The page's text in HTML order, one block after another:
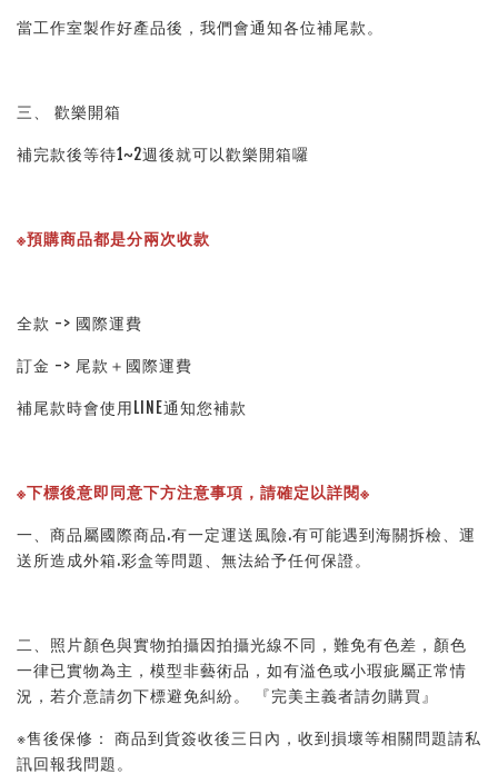
當工作室製作好產品後，我們會通知各位補尾款。
三、 歡樂開箱
補完款後等待1~2週後就可以歡樂開箱囉
※預購商品都是分兩次收款
全款 -> 國際運費
訂金 -> 尾款＋國際運費
補尾款時會使用LINE通知您補款
※下標後意即同意下方注意事項，請確定以詳閱※
一、商品屬國際商品.有一定運送風險.有可能遇到海關拆檢、運
送所造成外箱.彩盒等問題、無法給予任何保證。
二、照片顏色與實物拍攝因拍攝光線不同，難免有色差，顏色
一律已實物為主，模型非藝術品，如有溢色或小瑕疵屬正常情
況，若介意請勿下標避免糾紛。 『完美主義者請勿購買』
※售後保修： 商品到貨簽收後三日內，收到損壞等相關問題請私
訊回報我問題。